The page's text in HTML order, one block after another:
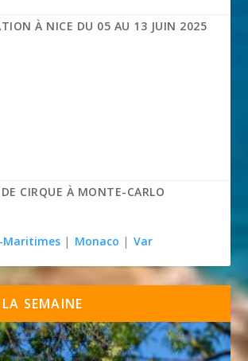
À NICE DU 05 AU 13 JUIN 2025
CIRQUE À MONTE-CARLO
Maritimes | Monaco | Var
SEMAINE